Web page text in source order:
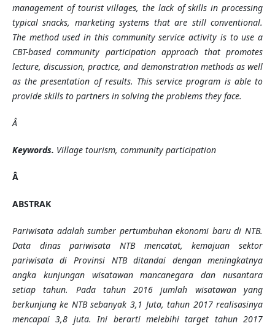
management of tourist villages, the lack of skills in processing
typical snacks, marketing systems that are still conventional.
The method used in this community service activity is to use a
CBT-based community participation approach that promotes
lecture, discussion, practice, and demonstration methods as well
as the presentation of results. This service program is able to
provide skills to partners in solving the problems they face.
Â
Keywords. Village tourism, community participation
Â
ABSTRAK
Pariwisata adalah sumber pertumbuhan ekonomi baru di NTB.
Data dinas pariwisata NTB mencatat, kemajuan sektor
pariwisata di Provinsi NTB ditandai dengan meningkatnya
angka kunjungan wisatawan mancanegara dan nusantara
setiap tahun. Pada tahun 2016 jumlah wisatawan yang
berkunjung ke NTB sebanyak 3,1 Juta, tahun 2017 realisasinya
mencapai 3,8 juta. Ini berarti melebihi target tahun 2017